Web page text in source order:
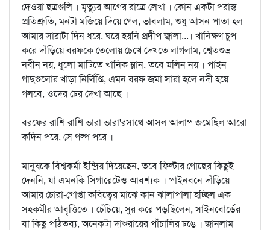
দেওয়া ছত্রগুলি । মৃত্যুর আগের রাত্রে লেখা । কোন একটা পরাস্ত
প্রতিশ্রুতি, মনটা মজিয়ে দিয়ে গেল, ভাবলাম, শুধু আসন পাতা হল
আমার সারাটা দিন ধরে, ঘরে হয়নি প্রদীপ জ্বালা...। খানিক্ষণ চুপ
করে দাঁড়িয়ে বরফকে তেলোয় চেখে দেখতে লাগলাম, শ্বেতশুভ্র
নবীন নয়, ধূলো মাটিতে খানিক ম্লান, তবে মলিন নয় । পাইন
গাছগুলোর খাড়া নির্লিপ্তি, এমন বরফ জমা সারা হলে নদী হয়ে
গলবে, ওদের ঢের দেখা আছে ।
বরফের রাশি রাশি ভারা ভারা'রসাথে আসল আলাপ জমেছিল আরো
কদিন পরে, সে গল্প পরে ।
মানুষকে বিশ্বকর্মা ইন্দ্রিয় দিয়েছেন, তবে ফিল্টার গোছের কিছুই
দেননি, যা এমনকি সিগারেটেও আবশ্যক । পাইনবনে দাঁড়িয়ে
আমার চোরা-গোপ্তা কবিত্বের মাঝে কান ঝালাপালা হচ্ছিল এক
সহকর্মীর আবৃত্তিতে । চেঁচিয়ে, সুর করে পড়ছিলেন, সাইনবোর্ডের
যা কিছু পঠিতব্য, অনেকটা দাশুরায়ের পাঁচালির ঢঙে । জানলাম